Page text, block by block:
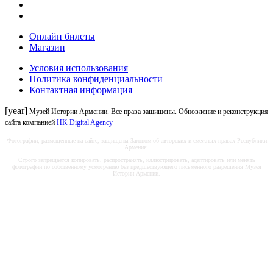
Онлайн билеты
Магазин
Условия использования
Политика конфиденциальности
Контактная информация
[year] Музей Истории Армении. Все права защищены. Обновление и реконструкция
сайта компанией HK Digital Agency
Фотографии, размещенные на сайте, защищены Законом об авторских и смежных правах Республики
Армения.
Строго запрещается копировать, распространять, иллюстрировать, адаптировать или менять
фотографии по собственному усмотрению без предшествующего письменного разрешения Музея
Истории Армении.